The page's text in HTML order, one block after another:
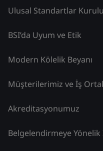
Ulusal Standartlar
BSI’da Uyum ve Etik
Modern Kölelik Beyanı
Müşterilerimiz ve İş
Akreditasyonumuz
Belgelendirmeye Yönelik